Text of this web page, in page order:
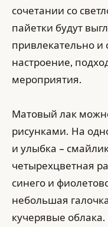
сочетании со
пайетки будут
привлекательно и
настроение,
мероприятия.
Матовый лак
рисунками. На
и улыбка –
четырехцветная
синего и
небольшая
кучерявые облака.